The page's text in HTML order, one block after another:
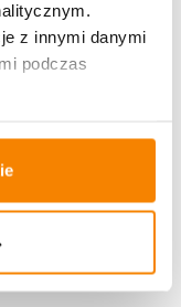
z innymi danymi
podczas
do naszej